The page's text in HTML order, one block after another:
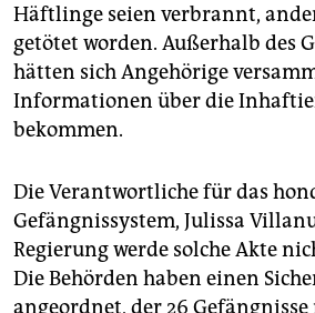
Häftlinge seien verbrannt,
getötet worden. Außerhalb des
hätten sich Angehörige
Informationen über die
bekommen.
Die Verantwortliche für das
Gefängnissystem, Julissa
Regierung werde solche Akte
Die Behörden haben einen
angeordnet, der 26